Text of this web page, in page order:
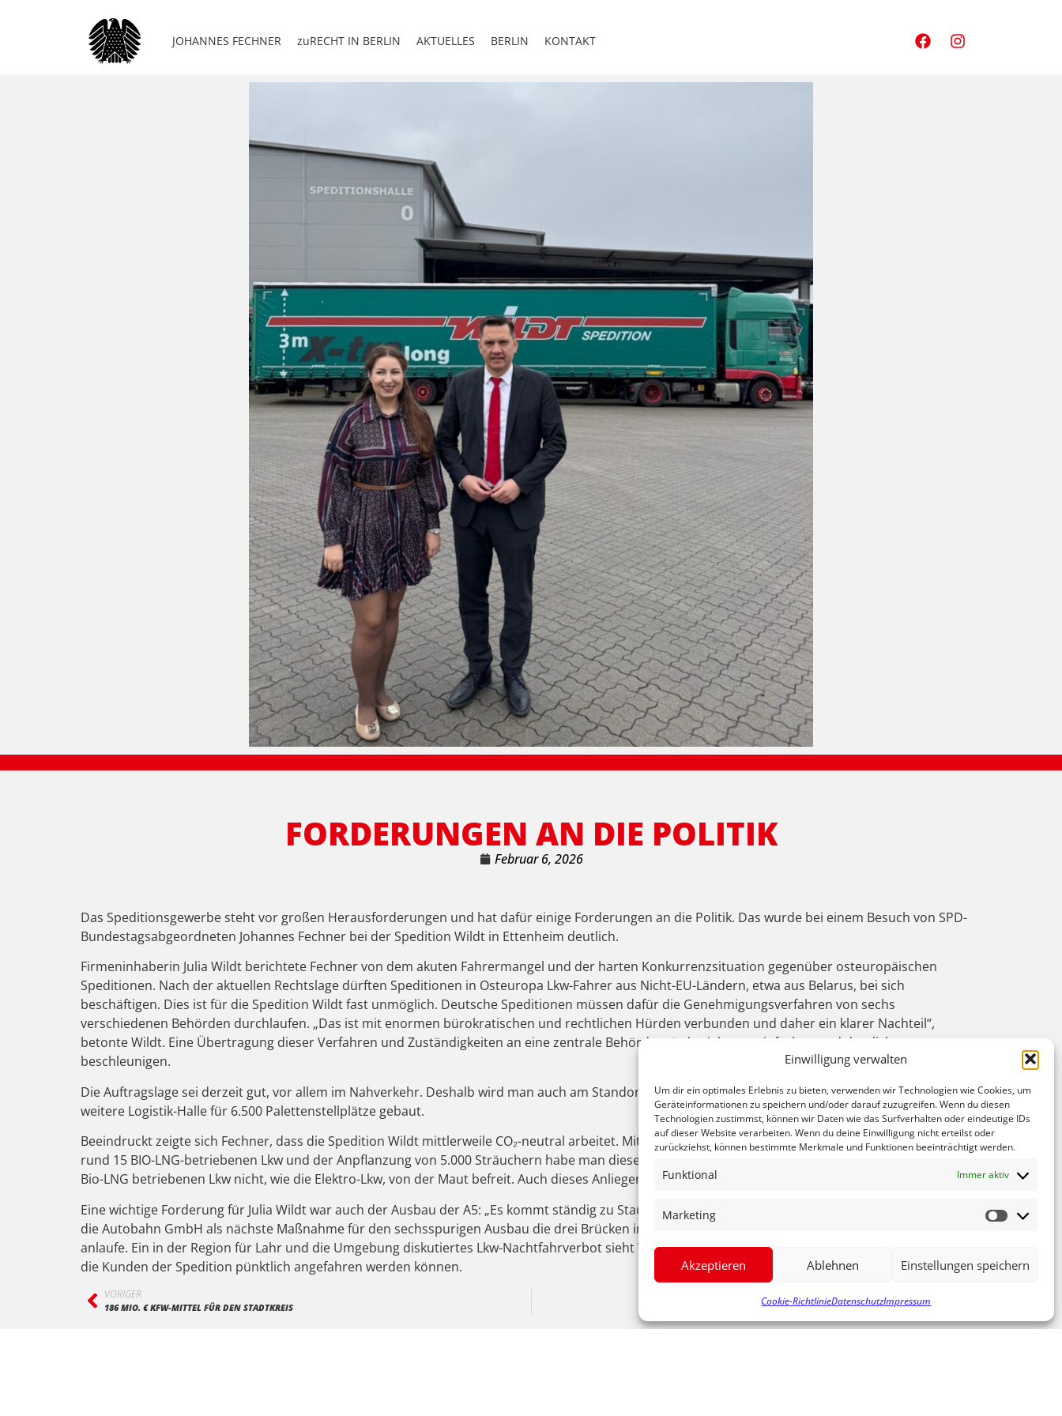
Einwilligung verwalten
Um dir ein optimales Erlebnis zu bieten, verwenden wir Technologien wie Cookies, um
Geräteinformationen zu speichern und/oder darauf zuzugreifen. Wenn du diesen
Technologien zustimmst, können wir Daten wie das Surfverhalten oder eindeutige IDs
auf dieser Website verarbeiten. Wenn du deine Einwilligung nicht erteilst oder
zurückziehst, können bestimmte Merkmale und Funktionen beeinträchtigt werden.
Funktional Immer aktiv
Marketing
Akzeptieren Ablehnen Einstellungen speichern
Cookie-RichtlinieDatenschutzImpressum
JOHANNES FECHNER zuRECHT IN BERLIN AKTUELLES BERLIN KONTAKT
FORDERUNGEN AN DIE POLITIK
Februar 6, 2026
Das Speditionsgewerbe steht vor großen Herausforderungen und hat dafür einige Forderungen an die Politik. Das wurde bei einem Besuch von SPD-
Bundestagsabgeordneten Johannes Fechner bei der Spedition Wildt in Ettenheim deutlich.
Firmeninhaberin Julia Wildt berichtete Fechner von dem akuten Fahrermangel und der harten Konkurrenzsituation gegenüber osteuropäischen
Speditionen. Nach der aktuellen Rechtslage dürften Speditionen in Osteuropa Lkw-Fahrer aus Nicht-EU-Ländern, etwa aus Belarus, bei sich
beschäftigen. Dies ist für die Spedition Wildt fast unmöglich. Deutsche Speditionen müssen dafür die Genehmigungsverfahren von sechs
verschiedenen Behörden durchlaufen. „Das ist mit enormen bürokratischen und rechtlichen Hürden verbunden und daher ein klarer Nachteil“,
betonte Wildt. Eine Übertragung dieser Verfahren und Zuständigkeiten an eine zentrale Behörde würde vieles vereinfachen und deutlich
beschleunigen.
Die Auftragslage sei derzeit gut, vor allem im Nahverkehr. Deshalb wird man auch am Standort Ettenheim investieren. Hier wird in diesem Jahr eine
weitere Logistik-Halle für 6.500 Palettenstellplätze gebaut.
Beeindruckt zeigte sich Fechner, dass die Spedition Wildt mittlerweile CO₂-neutral arbeitet. Mit mehreren großen Photovoltaikanlagen, dem Betrieb von
rund 15 BIO-LNG-betriebenen Lkw und der Anpflanzung von 5.000 Sträuchern habe man dieses Ziel erreicht. Allerdings würden die mit CO₂-neutralem
Bio-LNG betriebenen Lkw nicht, wie die Elektro-Lkw, von der Maut befreit. Auch dieses Anliegen nahm Fechner mit.
Eine wichtige Forderung für Julia Wildt war auch der Ausbau der A5: „Es kommt ständig zu Staus, was uns sehr viel Zeit kostet“. Fechner berichtete, dass
die Autobahn GmbH als nächste Maßnahme für den sechsspurigen Ausbau die drei Brücken in Riegel sechsspurig ausbaue und ansonsten die Planung
anlaufe. Ein in der Region für Lahr und die Umgebung diskutiertes Lkw-Nachtfahrverbot sieht Wildt eher entspannt, wenn es früh genug ende, damit
die Kunden der Spedition pünktlich angefahren werden können.
VORIGER
186 MIO. € KFW-MITTEL FÜR DEN STADTKREIS FÖRDERBESCHEID LAHRER KRANKENHAUSNEUBAU